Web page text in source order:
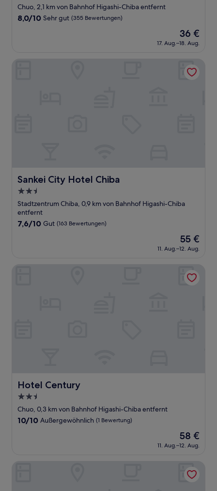
Sterne-
Unterkunft
Chuo, 2,1 km von Bahnhof Higashi-Chiba entfernt
8.0
(355
8,0/10 Sehr gut (355 Bewertungen)
Der
Preis
beträgt
36 €
17. Aug.–18. Aug.
Sankei City Hotel Chiba
Sankei City Hotel Chiba
2.5-
Sterne-
Unterkunft
Stadtzentrum Chiba, 0,9 km von Bahnhof Higashi-Chiba
entfernt
7.6
Bewertungen)
7,6/10 Gut (163 Bewertungen)
Der
Preis
beträgt
55 €
11. Aug.–12. Aug.
Hotel Century
Hotel Century
2.5-
Sterne-
Unterkunft
Chuo, 0,3 km von Bahnhof Higashi-Chiba entfernt
10.0
Bewertung)
10/10 Außergewöhnlich (1 Bewertung)
Der
Preis
beträgt
58 €
11. Aug.–12. Aug.